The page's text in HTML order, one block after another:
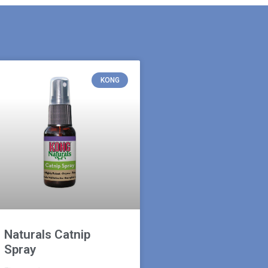
KONG
Naturals Catnip
Spray